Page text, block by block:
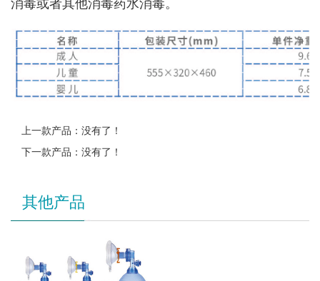
消毒或者其他消毒药水消毒。
上一款产品：没有了！
下一款产品：没有了！
其他产品